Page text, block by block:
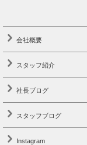
会社概要
スタッフ紹介
社長ブログ
スタッフブログ
Instagram